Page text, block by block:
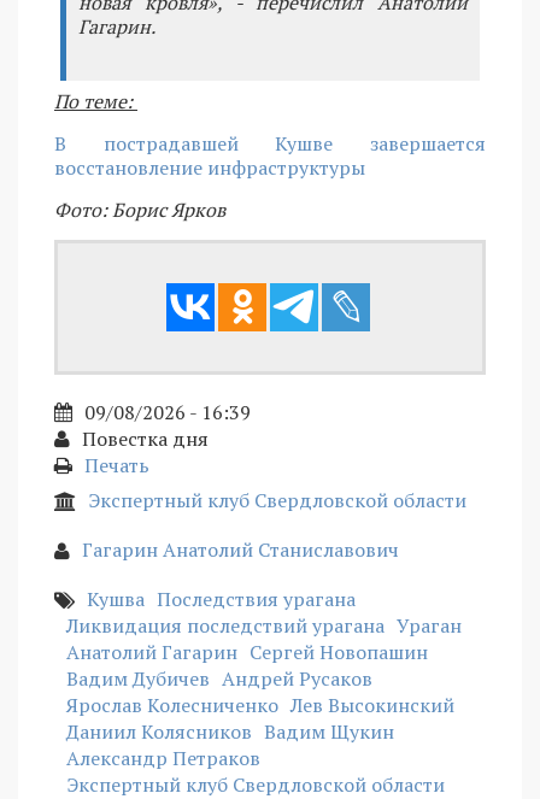
Гагарин.
По теме:
В пострадавшей Кушве завершается
восстановление инфраструктуры
Фото: Борис Ярков
09/08/2026 - 16:39
Повестка дня
Печать
Экспертный клуб Свердловской области
Гагарин Анатолий Станиславович
Кушва Последствия урагана
Ликвидация последствий урагана Ураган
Анатолий Гагарин Сергей Новопашин
Вадим Дубичев Андрей Русаков
Ярослав Колесниченко Лев Высокинский
Даниил Колясников Вадим Щукин
Александр Петраков
Экспертный клуб Свердловской области